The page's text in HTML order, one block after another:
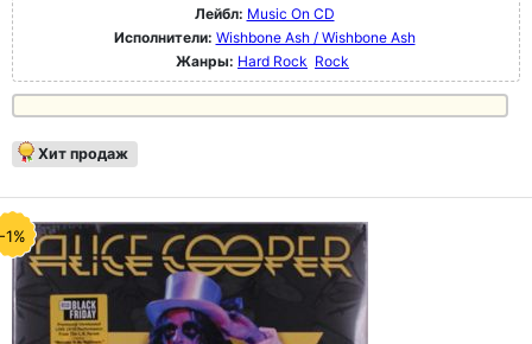
Лейбл: Music On CD
Исполнители: Wishbone Ash / Wishbone Ash
Жанры: Hard Rock Rock
Хит продаж
-1%